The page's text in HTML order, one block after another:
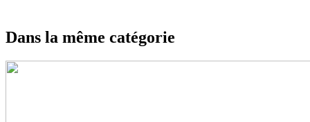
Dans la même catégorie